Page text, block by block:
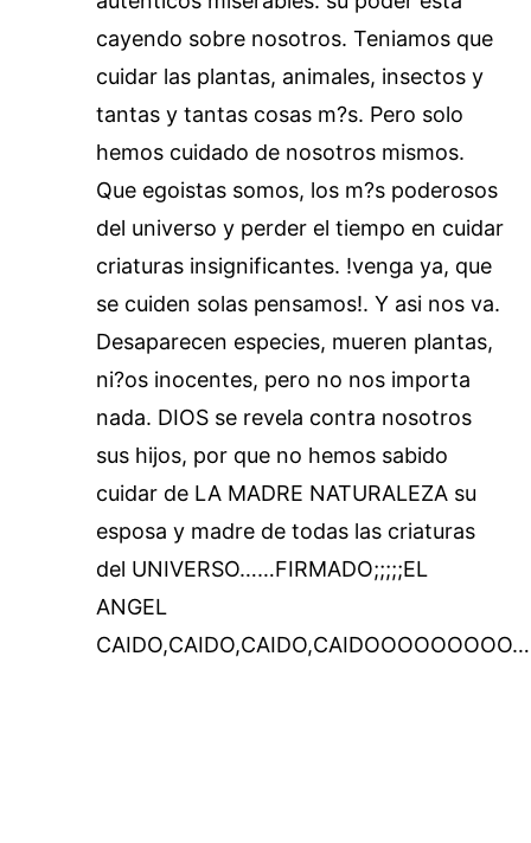
cayendo sobre nosotros. Teniamos que
cuidar las plantas, animales, insectos y
tantas y tantas cosas m?s. Pero solo
hemos cuidado de nosotros mismos.
Que egoistas somos, los m?s poderosos
del universo y perder el tiempo en cuidar
criaturas insignificantes. !venga ya, que
se cuiden solas pensamos!. Y asi nos va.
Desaparecen especies, mueren plantas,
ni?os inocentes, pero no nos importa
nada. DIOS se revela contra nosotros
sus hijos, por que no hemos sabido
cuidar de LA MADRE NATURALEZA su
esposa y madre de todas las criaturas
del UNIVERSO……FIRMADO;;;;;EL
ANGEL